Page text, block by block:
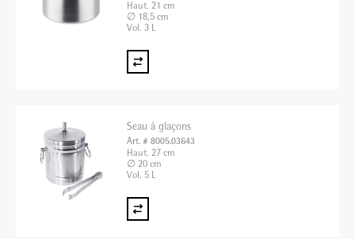
Haut. 21 cm
∅ 18,5 cm
Vol. 3 L
Seau à glaçons
Art. # 8005.03643
Haut. 27 cm
∅ 20 cm
Vol. 5 L